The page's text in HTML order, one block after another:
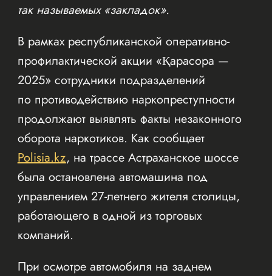
так называемых «закладок».
В рамках республиканской оперативно-
профилактической акции «Қарасора —
2025» сотрудники подразделений
по противодействию наркопреступности
продолжают выявлять факты незаконного
оборота наркотиков. Как сообщает
Polisia.kz, на трассе Астраханское шоссе
была остановлена автомашина под
управлением 27-летнего жителя столицы,
работающего в одной из торговых
компаний.
При осмотре автомобиля на заднем